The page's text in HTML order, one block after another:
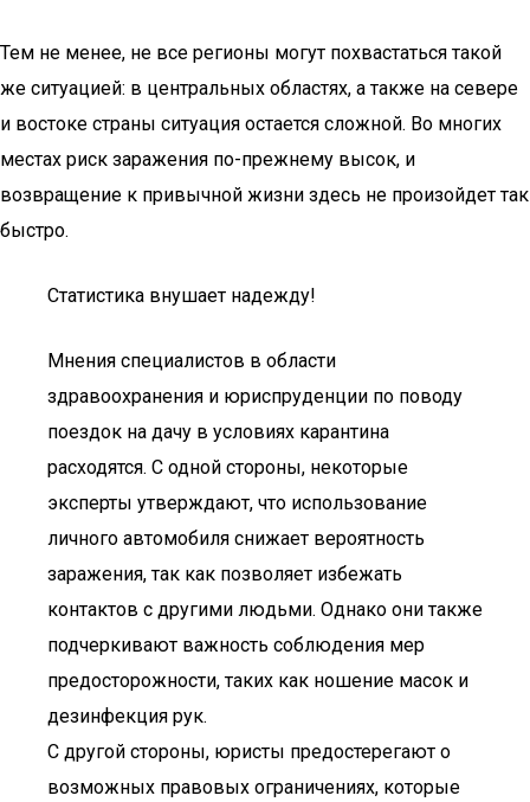
Тем не менее, не все регионы могут похвастаться такой
же ситуацией: в центральных областях, а также на севере
и востоке страны ситуация остается сложной. Во многих
местах риск заражения по-прежнему высок, и
возвращение к привычной жизни здесь не произойдет так
быстро.
Статистика внушает надежду!
Мнения специалистов в области
здравоохранения и юриспруденции по поводу
поездок на дачу в условиях карантина
расходятся. С одной стороны, некоторые
эксперты утверждают, что использование
личного автомобиля снижает вероятность
заражения, так как позволяет избежать
контактов с другими людьми. Однако они также
подчеркивают важность соблюдения мер
предосторожности, таких как ношение масок и
дезинфекция рук.
С другой стороны, юристы предостерегают о
возможных правовых ограничениях, которые